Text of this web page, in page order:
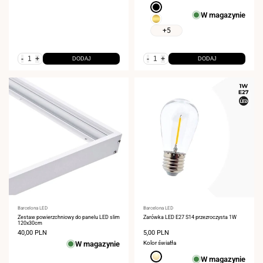
- + DODAJ
Czarny
Złoty
+5
W magazynie
- + DODAJ
Dostawca:
Barcelona LED
Zestaw powierzchniowy do panelu LED slim
120x30cm
Cena
40,00 PLN
W magazynie
Dostawca:
Barcelona LED
Żarówka LED E27 S14 przezroczysta 1W
Cena
sprzedaży
5,00 PLN
Kolor światła
Ciepła
W magazynie